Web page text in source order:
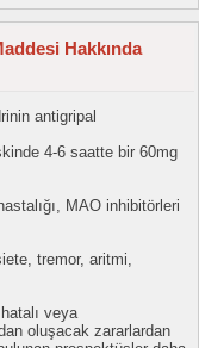
Hakkında
antigripal
4-6 saatte bir 60mg
MAO inhibitörleri
tremor, aritmi,
veya
oluşacak zararlardan